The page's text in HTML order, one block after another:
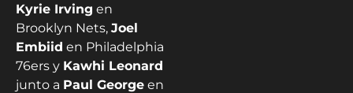
Kyrie Irving en
Brooklyn Nets, Joel
Embiid en Philadelphia
76ers y Kawhi Leonard
junto a Paul George en